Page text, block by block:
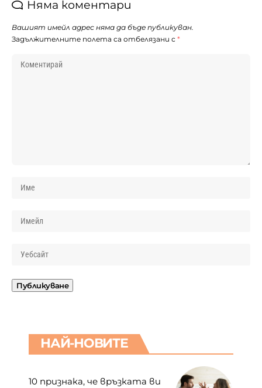
Няма коментари
Вашият имейл адрес няма да бъде публикуван.
Задължителните полета са отбелязани с *
НАЙ-НОВИТЕ
10 признака, че връзката ви